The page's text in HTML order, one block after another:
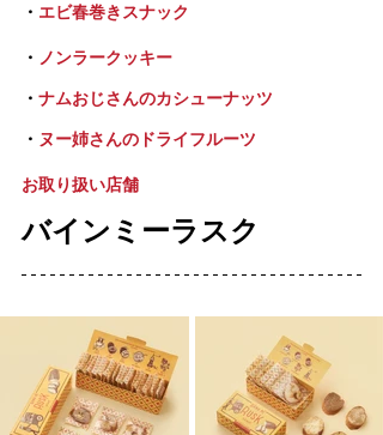
・ エビ春巻きスナック
・ ノンラークッキー
・ ナムおじさんのカシューナッツ
・ ヌー姉さんのドライフルーツ
お取り扱い店舗
バインミーラスク